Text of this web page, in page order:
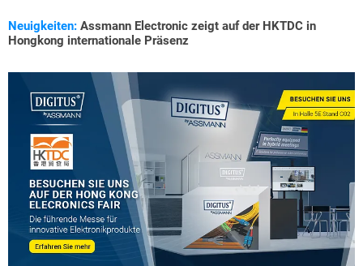
Neuigkeiten: Assmann Electronic zeigt auf der HKTDC in
Hongkong internationale Präsenz